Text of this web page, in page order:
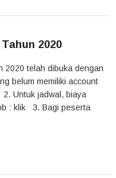
2020
2020 telah dibuka dengan
belum memiliki account
Untuk jadwal, biaya
: klik 3. Bagi peserta